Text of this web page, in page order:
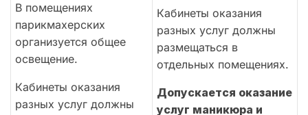
В помещениях
парикмахерских
организуется общее
освещение.
Кабинеты оказания
разных услуг должны
Кабинеты оказания
разных услуг должны
размещаться в
отдельных помещениях.
Допускается оказание
услуг маникюра и